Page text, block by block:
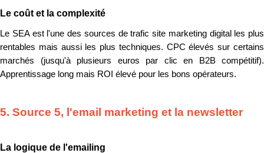
Le coût et la complexité
Le SEA est l'une des sources de trafic site marketing digital les plus
rentables mais aussi les plus techniques. CPC élevés sur certains
marchés (jusqu'à plusieurs euros par clic en B2B compétitif).
Apprentissage long mais ROI élevé pour les bons opérateurs.
5. Source 5, l'email marketing et la newsletter
La logique de l'emailing